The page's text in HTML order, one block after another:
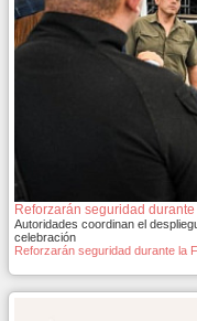
Reforzarán seguridad
Autoridades coordinan el
celebración
Reforzarán seguridad durante la